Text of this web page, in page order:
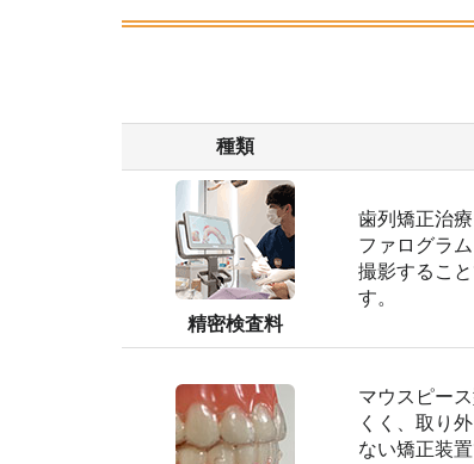
種類
精密検査料
歯列矯正治
ファログラ
撮影するこ
す。
マウスピー
くく、取り
ない矯正装置